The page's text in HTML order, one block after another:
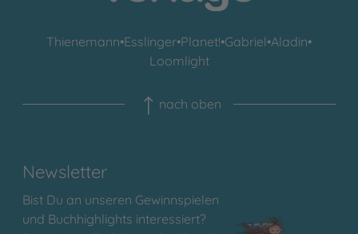
Thienemann•Esslinger•Planet!•Gabriel•Aladin•
Loomlight
nach oben
Newsletter
Bist Du an unseren Gewinnspielen
und Buchhighlights interessiert?